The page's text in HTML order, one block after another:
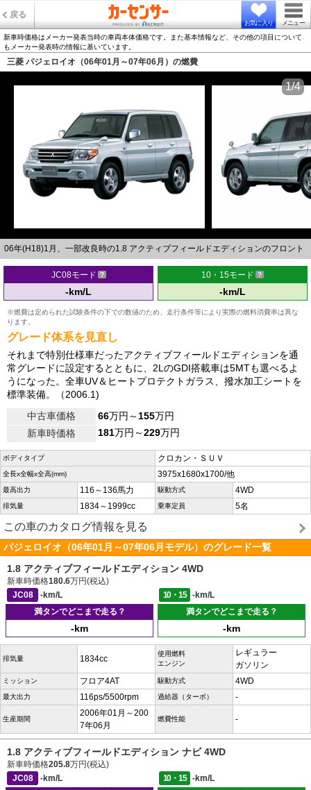
戻る
お気に入り メニュー
新車時価格はメーカー発表当時の車両本体価格です。また基本情報など、その他の項目について
もメーカー発表時の情報に基いています。
三菱 パジェロイオ（06年01月～07年06月）の燃費
06年(H18)1月、一部改良時の1.8 アクティブフィールドエディションのフロント
1/4
JC08モード
-km/L
10・15モード
-km/L
※燃費は定められた試験条件の下での数値のため、走行条件等により実際の燃料消費率は異な
ります。
グレード体系を見直し
それまで特別仕様車だったアクティブフィールドエディションを通
常グレードに設定するとともに、2LのGDI搭載車は5MTも選べるよ
うになった。全車UV＆ヒートプロテクトガラス、撥水加工シートを
標準装備。（2006.1)
中古車価格
66万円～155万円
新車時価格
181万円～229万円
ボディタイプ クロカン・ＳＵＶ
全長x全幅x全高(mm) 3975x1680x1700/他
最高出力 116～136馬力 駆動方式 4WD
排気量 1834～1999cc 乗車定員 5名
この車のカタログ情報を見る
パジェロイオ（06年01月～07年06月モデル）のグレード一覧
1.8 アクティブフィールドエディション 4WD
新車時価格180.6万円(税込)
JC08
-km/L 10・15
-km/L
満タンでどこまで走る？
-km
満タンでどこまで走る？
-km
排気量 1834cc
使用燃料
エンジン
レギュラー
ガソリン
ミッション フロア4AT 駆動方式 4WD
最大出力 116ps/5500rpm 過給器（ターボ） -
生産期間
2006年01月～200
7年06月
燃費性能 -
1.8 アクティブフィールドエディション ナビ 4WD
新車時価格205.8万円(税込)
JC08
-km/L 10・15
-km/L